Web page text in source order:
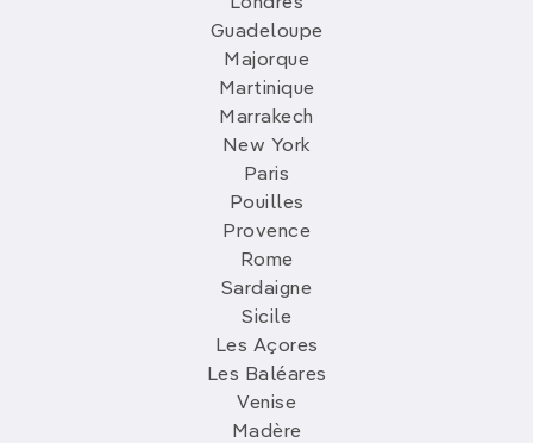
Guadeloupe
Majorque
Martinique
Marrakech
New York
Paris
Pouilles
Provence
Rome
Sardaigne
Sicile
Les Açores
Les Baléares
Venise
Madère